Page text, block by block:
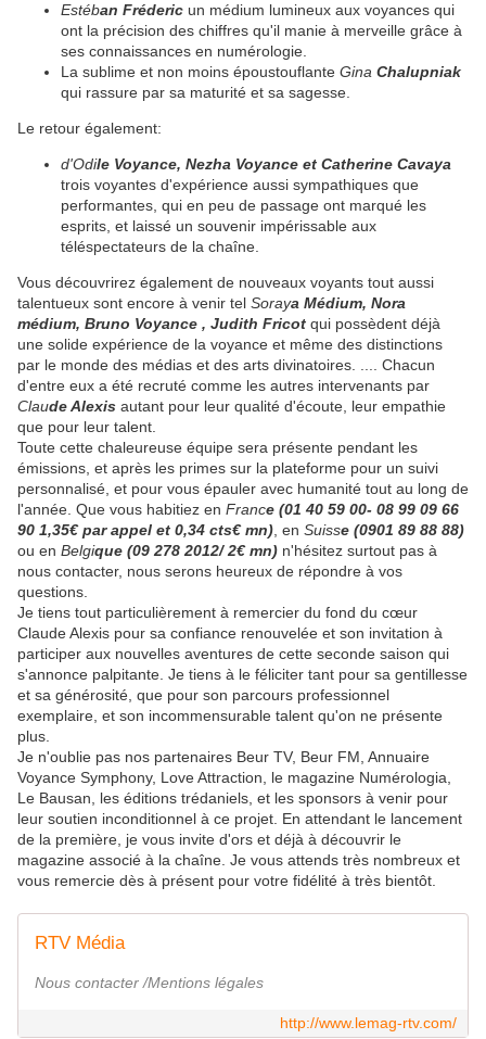
Estéban Fréderic un médium lumineux aux voyances qui
ont la précision des chiffres qu'il manie à merveille grâce à
ses connaissances en numérologie.
La sublime et non moins époustouflante Gina Chalupniak
qui rassure par sa maturité et sa sagesse.
Le retour également:
d'Odile Voyance, Nezha Voyance et Catherine Cavaya
trois voyantes d'expérience aussi sympathiques que
performantes, qui en peu de passage ont marqué les
esprits, et laissé un souvenir impérissable aux
téléspectateurs de la chaîne.
Vous découvrirez également de nouveaux voyants tout aussi
talentueux sont encore à venir tel Soraya Médium, Nora
médium, Bruno Voyance , Judith Fricot qui possèdent déjà
une solide expérience de la voyance et même des distinctions
par le monde des médias et des arts divinatoires. .... Chacun
d'entre eux a été recruté comme les autres intervenants par
Claude Alexis autant pour leur qualité d'écoute, leur empathie
que pour leur talent.
Toute cette chaleureuse équipe sera présente pendant les
émissions, et après les primes sur la plateforme pour un suivi
personnalisé, et pour vous épauler avec humanité tout au long de
l'année. Que vous habitiez en France (01 40 59 00- 08 99 09 66
90 1,35€ par appel et 0,34 cts€ mn) , en Suisse (0901 89 88 88)
ou en Belgique (09 278 2012/ 2€ mn) n'hésitez surtout pas à
nous contacter, nous serons heureux de répondre à vos
questions.
Je tiens tout particulièrement à remercier du fond du cœur
Claude Alexis pour sa confiance renouvelée et son invitation à
participer aux nouvelles aventures de cette seconde saison qui
s'annonce palpitante. Je tiens à le féliciter tant pour sa gentillesse
et sa générosité, que pour son parcours professionnel
exemplaire, et son incommensurable talent qu'on ne présente
plus.
Je n'oublie pas nos partenaires Beur TV, Beur FM, Annuaire
Voyance Symphony, Love Attraction, le magazine Numérologia,
Le Bausan, les éditions trédaniels, et les sponsors à venir pour
leur soutien inconditionnel à ce projet. En attendant le lancement
de la première, je vous invite d'ors et déjà à découvrir le
magazine associé à la chaîne. Je vous attends très nombreux et
vous remercie dès à présent pour votre fidélité à très bientôt.
RTV Média
Nous contacter /Mentions légales
http://www.lemag-rtv.com/